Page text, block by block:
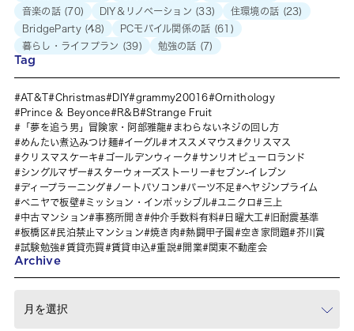
音楽の話(70) DIY＆リノベーション (33) 住環境の話 (23)
BridgeParty(48) PCモバイル関係の話 (61)
暮らし・ライフプラン (39) 勉強の話 (7)
Tag
AT&T Christmas DIY grammy20016
Ornithology
Prince & Beyonce
R&B
Strange Fruit
「夢を追う男」冒険家・阿部雅龍
まわらないネジの回し方
めんたい煮込みつけ麺
イーグル オススメマウス
クリスマス
クリスマスケーキ
ゴールデンウィーク
サンリオピューロランド
シングルマザー
スターウォーズストーリー
セブン-イレブン
ディープラーニング
ノートパソコン パーツ不足
ヘヤジンプライム
ベニヤで板壁
ミッション・インポッシブル ユニクロ
三上
中古マンション
事務所開き 仲介手数料有料 日曜大工
旧耐震基準
板橋区
民泊禁止マンション 焼き肉 熱闘甲子園 空き家問題
芥川賞
試験勉強
賃貸売買 賃貸申込 重説 開業 関東不動産会
Archive